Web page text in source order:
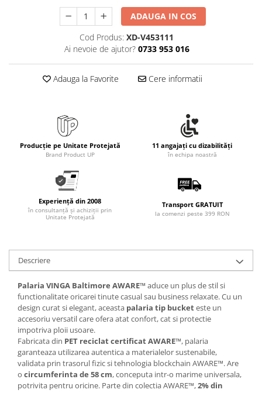
Curatenie si igiena
Produse Antibacteriene
Articole pentru baie
Articole pentru rufe, casa,
geamuri, mobila
Intretinere si odorizante masina
Saci de gunoi
Tipografie si stampile
Formulare tipizate
Caiete si blocnotesuri
personalizate
Stampile, tusiere si tus
Protectia muncii si Imbracaminte
Imbracaminte
Tricouri
Bluze & Pulovere
ADAUGA IN COS
Cod Produs: XD-V453111
Ai nevoie de ajutor? 0733 953 016
Adauga la Favorite Cere informatii
Producție pe Unitate Protejată
Brand Product UP
11 angajați cu dizabilități
în echipa noastră
Experiență din 2008
în consultanță și achiziții prin
Unitate Protejată
Transport GRATUIT
la comenzi peste 399 RON
Descriere
Palaria VINGA Baltimore AWARE™ aduce un plus de stil si
functionalitate oricarei tinute casual sau business relaxate. Cu un
design curat si elegant, aceasta palaria tip bucketeste un
accesoriu versatil care ofera atat confort, cat si protectie
impotriva ploii usoare.
Fabricata din PET reciclat certificat AWARE™, palaria
garanteaza utilizarea autentica a materialelor sustenabile,
validata prin trasorul fizic si tehnologia blockchain AWARE™. Are
o circumferinta de 58 cm, conceputa intr-o marime universala,
potrivita pentru oricine. Parte din colectia AWARE™,2% din